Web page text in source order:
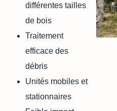
différentes tailles
de bois
Traitement
efficace des
débris
Unités mobiles et
stationnaires